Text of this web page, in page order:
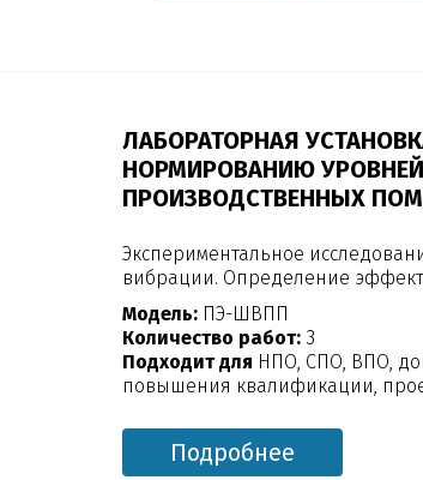
ЛАБОРАТОРНАЯ
НОРМИРОВАНИЮ
ПРОИЗВОДСТВЕННЫХ
Экспериментальное
вибрации. Определение
Модель: ПЭ-ШВПП
Количество работ: 3
Подходит для НПО, СПО, ВПО,
повышения квалификации,
Подробнее